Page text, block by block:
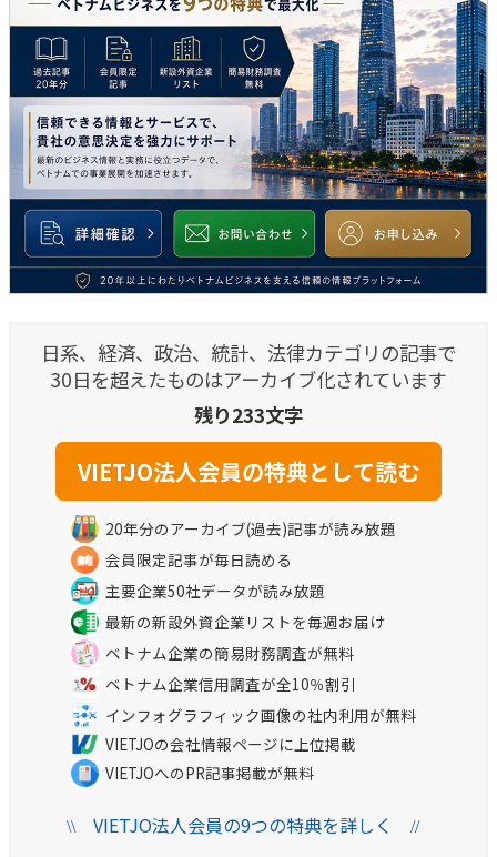
日系、経済、政治、統計、法律カテゴリの記事で
30日を超えたものはアーカイブ化されています
残り233文字
20年分のアーカイブ(過去)記事が読み放題
会員限定記事が毎日読める
主要企業50社データが読み放題
最新の新設外資企業リストを毎週お届け
ベトナム企業の簡易財務調査が無料
ベトナム企業信用調査が全10％割引
インフォグラフィック画像の社内利用が無料
VIETJOの会社情報ページに上位掲載
VIETJOへのPR記事掲載が無料
\\VIETJO法人会員の9つの特典を詳しく //